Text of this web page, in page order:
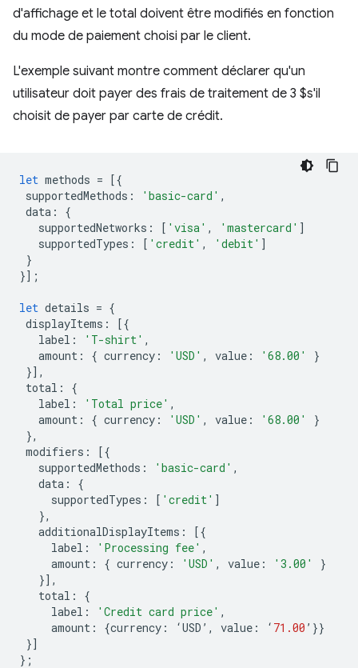
d'affichage et le total doivent être modifiés en fonction
du mode de paiement choisi par le client.
L'exemple suivant montre comment déclarer qu'un
utilisateur doit payer des frais de traitement de 3 $s'il
choisit de payer par carte de crédit.
let methods = [{
supportedMethods : 'basic-card' ,
data :
{
supportedNetworks : [ 'visa' , 'mastercard' ]
supportedTypes : [ 'credit' , 'debit' ]
}
}];
let details = {
displayItems :
[{
label : 'T-shirt' ,
amount : { currency : 'USD' , value : '68.00'
}
}],
total :
{
label : 'Total price' ,
amount : { currency : 'USD' , value : '68.00'
}
},
modifiers :
[{
supportedMethods : 'basic-card' ,
data :
{
supportedTypes : [ 'credit' ]
},
additionalDisplayItems :
[{
label : 'Processing fee' ,
amount : { currency : 'USD' , value : '3.00'
}
}],
total :
{
label : 'Credit card price' ,
amount : {currency : ‘USD ’ , value : ‘ 71.00 ’ }}
}]
};